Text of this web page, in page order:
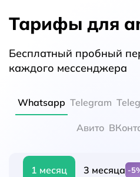
Тарифы для
Бесплатный пробный
каждого мессенджера
Whatsapp Telegram
Авито
1 месяц 3 месяца -